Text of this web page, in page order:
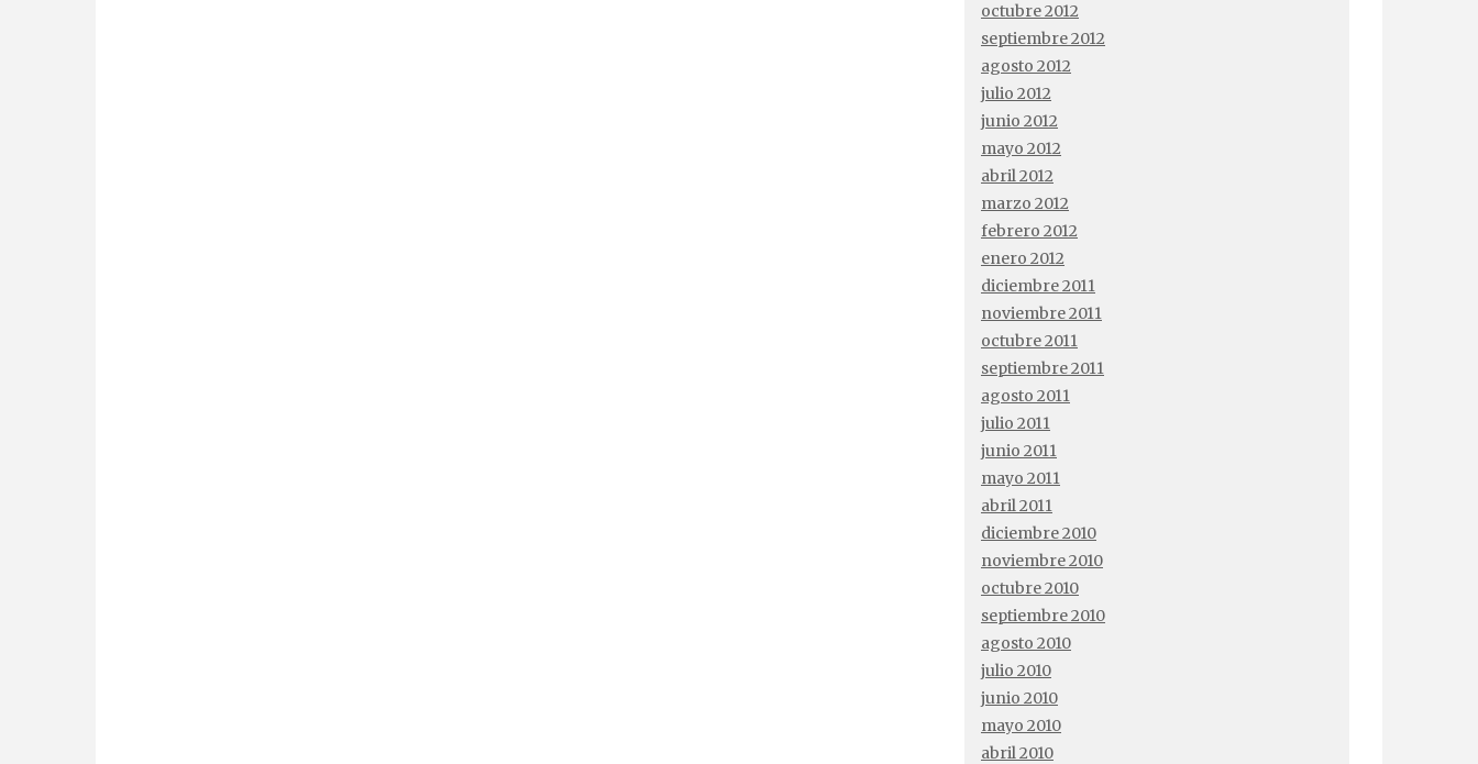
octubre 2012
septiembre 2012
agosto 2012
julio 2012
junio 2012
mayo 2012
abril 2012
marzo 2012
febrero 2012
enero 2012
diciembre 2011
noviembre 2011
octubre 2011
septiembre 2011
agosto 2011
julio 2011
junio 2011
mayo 2011
abril 2011
diciembre 2010
noviembre 2010
octubre 2010
septiembre 2010
agosto 2010
julio 2010
junio 2010
mayo 2010
abril 2010